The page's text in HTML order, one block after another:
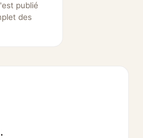
publié
des